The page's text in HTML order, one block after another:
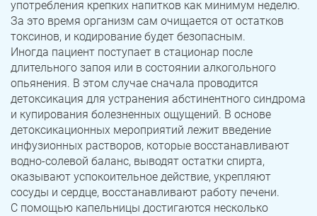
употребления крепких напитков как минимум неделю.
За это время организм сам очищается от остатков
токсинов, и кодирование будет безопасным.
Иногда пациент поступает в стационар после
длительного запоя или в состоянии алкогольного
опьянения. В этом случае сначала проводится
детоксикация для устранения абстинентного синдрома
и купирования болезненных ощущений. В основе
детоксикационных мероприятий лежит введение
инфузионных растворов, которые восстанавливают
водно-солевой баланс, выводят остатки спирта,
оказывают успокоительное действие, укрепляют
сосуды и сердце, восстанавливают работу печени.
С помощью капельницы достигаются несколько